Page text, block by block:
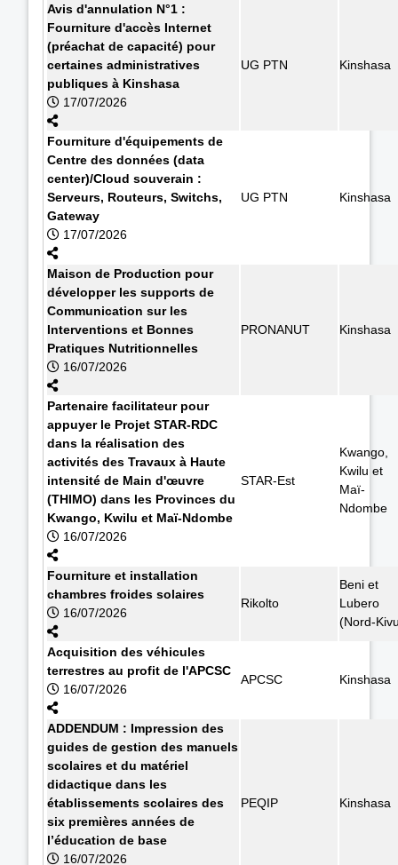
Avis d'annulation N°1 :
Fourniture d'accès Internet
(préachat de capacité) pour
certaines administratives
publiques à Kinshasa
17/07/2026
UG PTN Kinshasa
Fourniture d'équipements de
Centre des données (data
center)/Cloud souverain :
Serveurs, Routeurs, Switchs,
Gateway
17/07/2026
UG PTN Kinshasa
Maison de Production pour
développer les supports de
Communication sur les
Interventions et Bonnes
Pratiques Nutritionnelles
16/07/2026
PRONANUT Kinshasa
Partenaire facilitateur pour
appuyer le Projet STAR-RDC
dans la réalisation des
activités des Travaux à Haute
intensité de Main d'œuvre
(THIMO) dans les Provinces du
Kwango, Kwilu et Maï-Ndombe
16/07/2026
STAR-Est
Kwango,
Kwilu et
Maï-
Ndombe
Fourniture et installation
chambres froides solaires
16/07/2026
Rikolto
Beni et
Lubero
(Nord-
Acquisition des véhicules
terrestres au profit de l'APCSC
16/07/2026
APCSC Kinshasa
ADDENDUM : Impression des
guides de gestion des manuels
scolaires et du matériel
didactique dans les
établissements scolaires des
six premières années de
l’éducation de base
16/07/2026
PEQIP Kinshasa